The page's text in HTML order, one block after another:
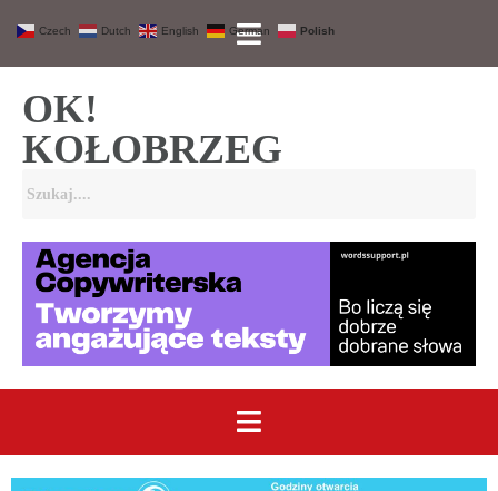
OK!
KOŁOBRZEG
Czech Dutch English German Polish